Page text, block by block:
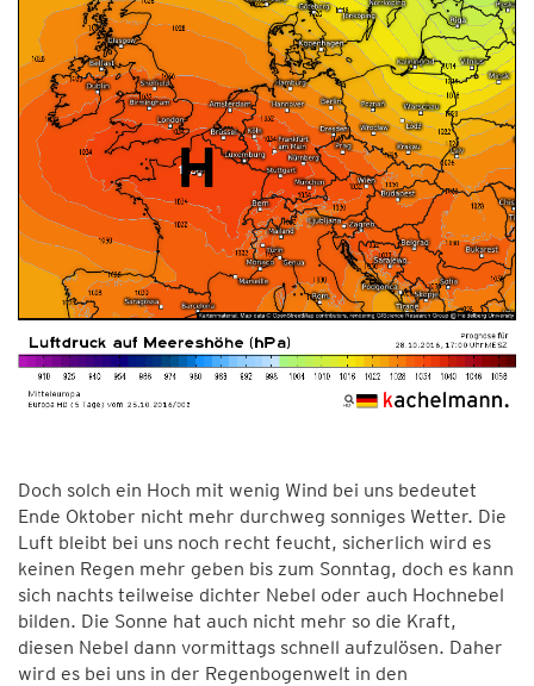
Doch solch ein Hoch mit wenig Wind bei uns bedeutet
Ende Oktober nicht mehr durchweg sonniges Wetter. Die
Luft bleibt bei uns noch recht feucht, sicherlich wird es
keinen Regen mehr geben bis zum Sonntag, doch es kann
sich nachts teilweise dichter Nebel oder auch Hochnebel
bilden. Die Sonne hat auch nicht mehr so die Kraft,
diesen Nebel dann vormittags schnell aufzulösen. Daher
wird es bei uns in der Regenbogenwelt in den